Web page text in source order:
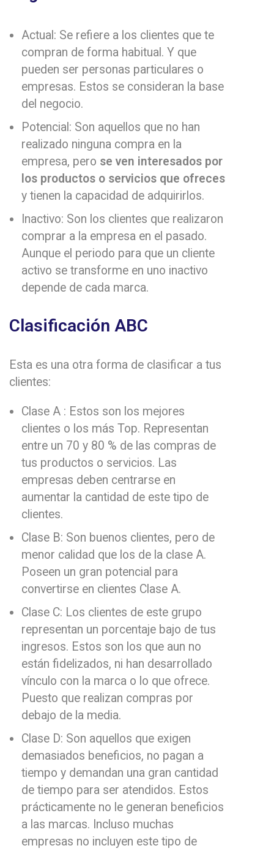
Actual: Se refiere a los clientes que te
compran de forma habitual. Y que
pueden ser personas particulares o
empresas. Estos se consideran la base
del negocio.
Potencial: Son aquellos que no han
realizado ninguna compra en la
empresa, pero se ven interesados por
los productos o servicios que ofreces
y tienen la capacidad de adquirirlos.
Inactivo: Son los clientes que realizaron
comprar a la empresa en el pasado.
Aunque el periodo para que un cliente
activo se transforme en uno inactivo
depende de cada marca.
Clasificación ABC
Esta es una otra forma de clasificar a tus
clientes:
Clase A : Estos son los mejores
clientes o los más Top. Representan
entre un 70 y 80 % de las compras de
tus productos o servicios. Las
empresas deben centrarse en
aumentar la cantidad de este tipo de
clientes.
Clase B: Son buenos clientes, pero de
menor calidad que los de la clase A.
Poseen un gran potencial para
convertirse en clientes Clase A.
Clase C: Los clientes de este grupo
representan un porcentaje bajo de tus
ingresos. Estos son los que aun no
están fidelizados, ni han desarrollado
vínculo con la marca o lo que ofrece.
Puesto que realizan compras por
debajo de la media.
Clase D: Son aquellos que exigen
demasiados beneficios, no pagan a
tiempo y demandan una gran cantidad
de tiempo para ser atendidos. Estos
prácticamente no le generan beneficios
a las marcas. Incluso muchas
empresas no incluyen este tipo de